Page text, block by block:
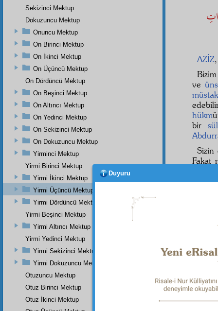
AZİZ
ve
hükm
bir
Sizin
Fakat
Dipnot-2
Sekizinci Mektup
Dokuzuncu Mektup
Onuncu Mektup
On Birinci Mektup
On İkinci Mektup
On Üçüncü Mektup
On Dördüncü Mektup
On Beşinci Mektup
On Altıncı Mektup
On Yedinci Mektup
On Sekizinci Mektup
On Dokuzuncu Mektup
Yirminci Mektup
Yirmi Birinci Mektup
Yirmi İkinci Mektup
Yirmi Üçüncü Mektup
Yirmi Dördüncü Mektup
Yirmi Beşinci Mektup
Yirmi Altıncı Mektup
Yirmi Yedinci Mektup
Yirmi Sekizinci Mektup
Yirmi Dokuzuncu Mektup
Otuzuncu Mektup
Otuz Birinci Mektup
Otuz İkinci Mektup
Duyuru